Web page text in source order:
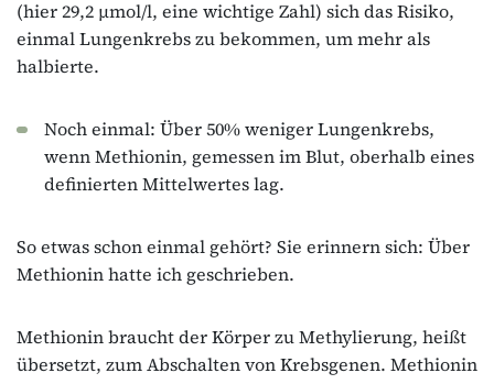
(hier 29,2 μmol/l, eine wichtige Zahl) sich das Risiko,
einmal Lungenkrebs zu bekommen, um mehr als
halbierte.
Noch einmal: Über 50% weniger Lungenkrebs,
wenn Methionin, gemessen im Blut, oberhalb eines
definierten Mittelwertes lag.
So etwas schon einmal gehört? Sie erinnern sich: Über
Methionin hatte ich geschrieben.
Methionin braucht der Körper zu Methylierung, heißt
übersetzt, zum Abschalten von Krebsgenen. Methionin